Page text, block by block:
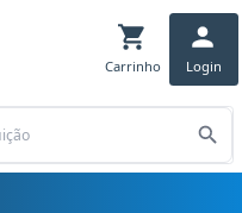
Carrinho Login